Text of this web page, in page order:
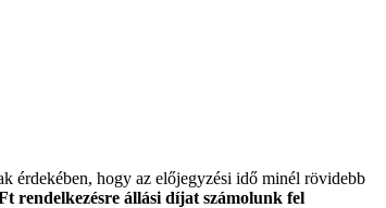
érdekében, hogy az előjegyzési idő minél rövidebb
rendelkezésre állási díjat számolunk fel